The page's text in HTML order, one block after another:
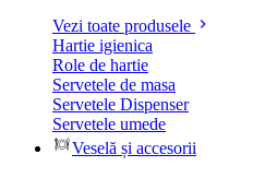
Vezi toate produsele
Hartie igienica
Role de hartie
Servetele de masa
Servetele Dispenser
Servetele umede
Veselă și accesorii